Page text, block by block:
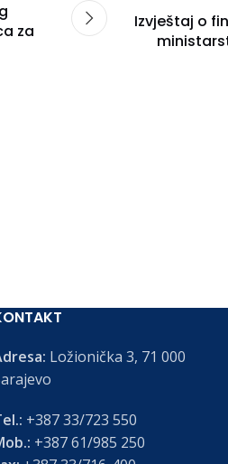
za
Izvještaj o
Ložionička 3, 71 000
+387 33/723 550
+387 61/985 250